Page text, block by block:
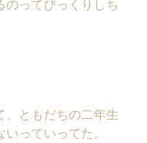
のってびっくりしち
、ともだちの二年生
っていってた。